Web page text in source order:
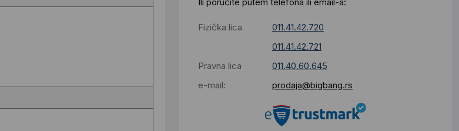
Fizička lica
011.41.42.720
011.41.42.721
Pravna lica
011.40.60.645
e-mail:
prodaja@bigbang.rs